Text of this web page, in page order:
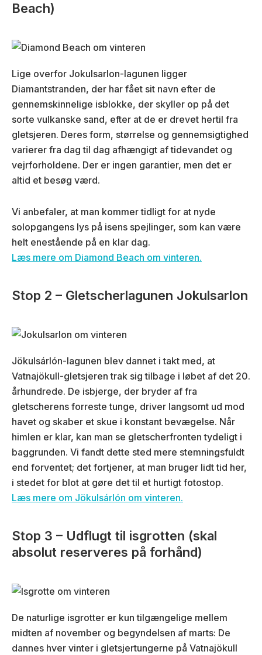
Beach)
Lige overfor Jokulsarlon-lagunen ligger
Diamantstranden, der har fået sit navn efter de
gennemskinnelige isblokke, der skyller op på det
sorte vulkanske sand, efter at de er drevet hertil fra
gletsjeren. Deres form, størrelse og gennemsigtighed
varierer fra dag til dag afhængigt af tidevandet og
vejrforholdene. Der er ingen garantier, men det er
altid et besøg værd.
Vi anbefaler, at man kommer tidligt for at nyde
solopgangens lys på isens spejlinger, som kan være
helt enestående på en klar dag.
Læs mere om Diamond Beach om vinteren.
Stop 2 – Gletscherlagunen Jokulsarlon
Jökulsárlón-lagunen blev dannet i takt med, at
Vatnajökull-gletsjeren trak sig tilbage i løbet af det 20.
århundrede. De isbjerge, der bryder af fra
gletscherens forreste tunge, driver langsomt ud mod
havet og skaber et skue i konstant bevægelse. Når
himlen er klar, kan man se gletscherfronten tydeligt i
baggrunden. Vi fandt dette sted mere stemningsfuldt
end forventet; det fortjener, at man bruger lidt tid her,
i stedet for blot at gøre det til et hurtigt fotostop.
Læs mere om Jökulsárlón om vinteren.
Stop 3 – Udflugt til isgrotten (skal
absolut reserveres på forhånd)
De naturlige isgrotter er kun tilgængelige mellem
midten af november og begyndelsen af marts: De
dannes hver vinter i gletsjertungerne på Vatnajökull